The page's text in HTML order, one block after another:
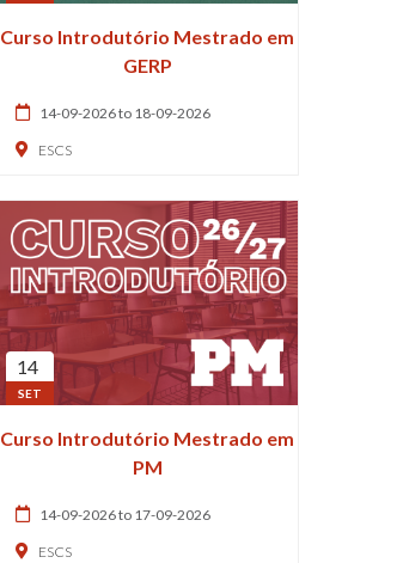
Curso Introdutório Mestrado em
GERP
14-09-2026 to 18-09-2026
ESCS
14
SET
Curso Introdutório Mestrado em
PM
14-09-2026 to 17-09-2026
ESCS